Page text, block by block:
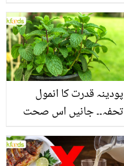
منرلز اور اینٹی آکسیڈنٹس
سے بھرپور اس سبزی کے
فائدے
پودینہ قدرت کا انمول
تحفہ۔۔ جانیں اس صحت
انگیز طبی فوائد